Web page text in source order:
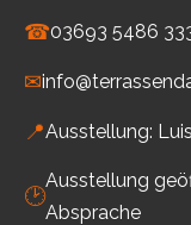
☎03693 5486
✉
📍Ausstellung:
🕑
Ausstellung
Absprache